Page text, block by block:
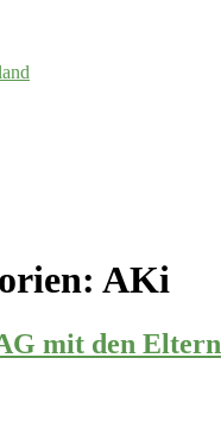
AKi
mit den Eltern